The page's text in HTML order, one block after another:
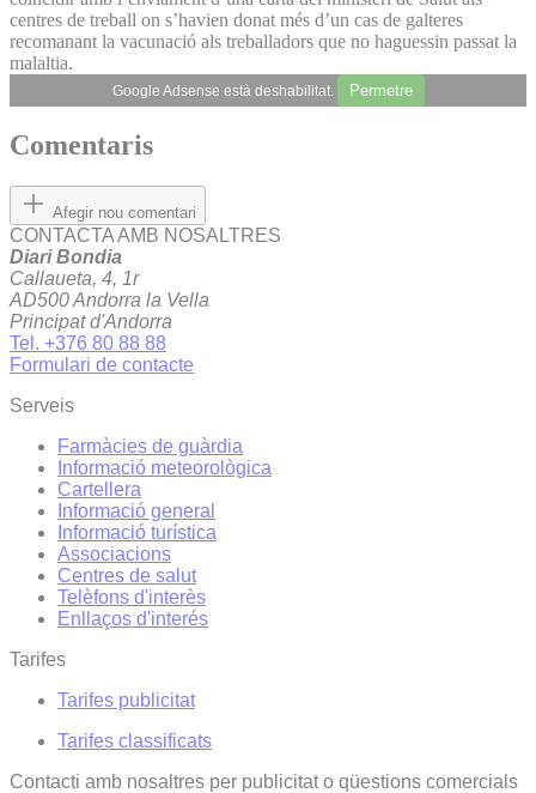
centres de treball on s’havien donat més d’un cas de galteres
recomanant la vacunació als treballadors que no haguessin passat la
malaltia.
Google Adsense està deshabilitat. Permetre
Comentaris
Afegir nou comentari
CONTACTA AMB NOSALTRES
Diari Bondia
Callaueta, 4, 1r
AD500 Andorra la Vella
Principat d'Andorra
Tel. +376 80 88 88
Formulari de contacte
Serveis
Farmàcies de guàrdia
Informació meteorològica
Cartellera
Informació general
Informació turística
Associacions
Centres de salut
Telèfons d'interès
Enllaços d'interés
Tarifes
Tarifes publicitat
Tarifes classificats
Contacti amb nosaltres per publicitat o qüestions comercials